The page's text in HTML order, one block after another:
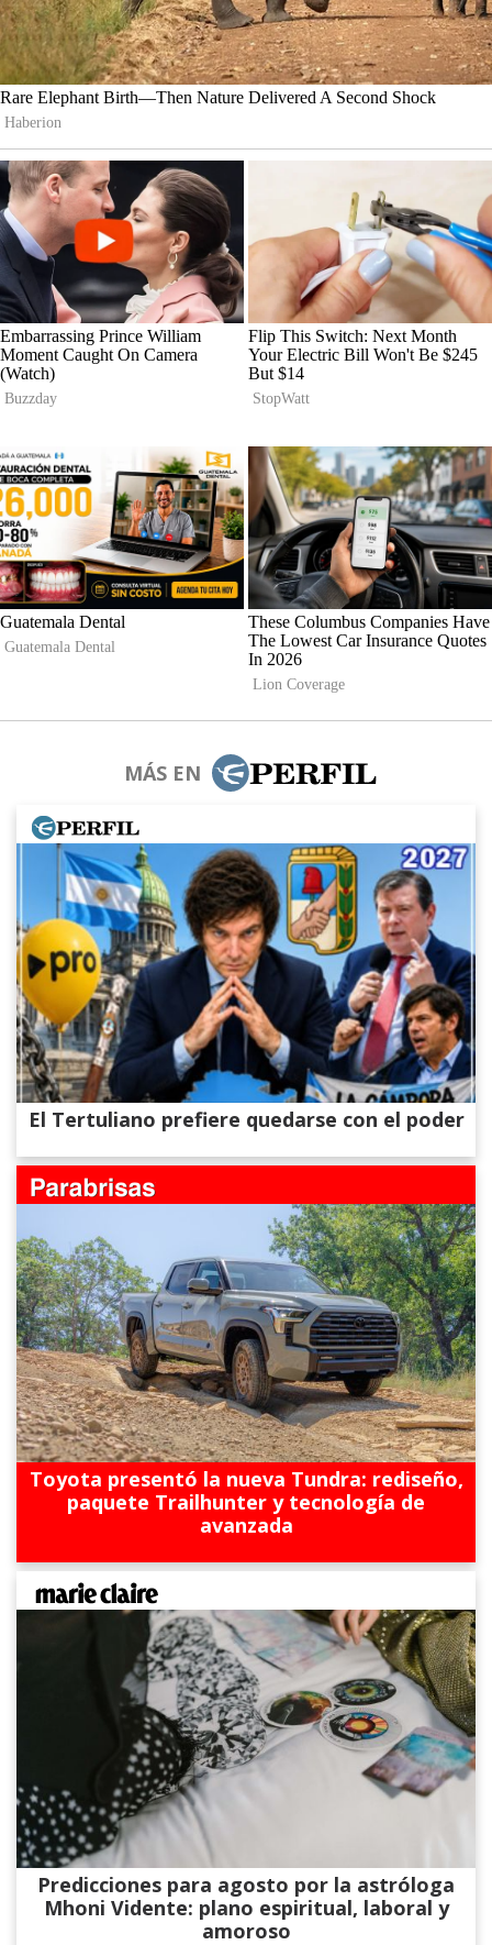
MÁS EN
El Tertuliano prefiere quedarse con el poder
Toyota presentó la nueva Tundra: rediseño,
paquete Trailhunter y tecnología de
avanzada
Predicciones para agosto por la astróloga
Mhoni Vidente: plano espiritual, laboral y
amoroso